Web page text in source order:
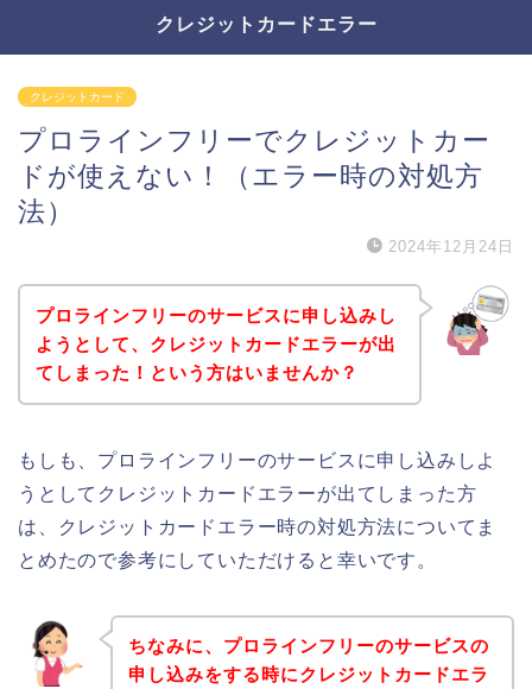
クレジットカードエラー
クレジットカード
プロラインフリーでクレジットカー
ドが使えない！（エラー時の対処方
法）
2024年12月24日
プロラインフリーのサービスに申し込みし
ようとして、クレジットカードエラーが出
てしまった！という方はいませんか？
もしも、プロラインフリーのサービスに申し込みしよ
うとしてクレジットカードエラーが出てしまった方
は、クレジットカードエラー時の対処方法についてま
とめたので参考にしていただけると幸いです。
ちなみに、プロラインフリーのサービスの
申し込みをする時にクレジットカードエラ